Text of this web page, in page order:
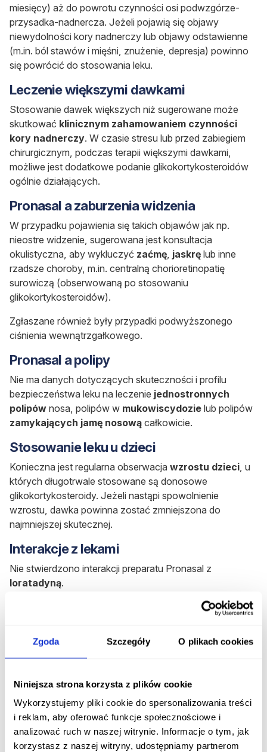
Zgoda Szczegóły O plikach cookies
Niniejsza strona korzysta z plików cookie
Wykorzystujemy pliki cookie do spersonalizowania treści
i reklam, aby oferować funkcje społecznościowe i
analizować ruch w naszej witrynie. Informacje o tym, jak
korzystasz z naszej witryny, udostępniamy partnerom
miesięcy) aż do powrotu czynności osi podwzgórze-
przysadka-nadnercza. Jeżeli pojawią się objawy
niewydolności kory nadnerczy lub objawy odstawienne
(m.in. ból stawów i mięśni, znużenie, depresja) powinno
się powrócić do stosowania leku.
Leczenie większymi dawkami
Stosowanie dawek większych niż sugerowane może
skutkować klinicznym zahamowaniem czynności
kory nadnerczy. W czasie stresu lub przed zabiegiem
chirurgicznym, podczas terapii większymi dawkami,
możliwe jest dodatkowe podanie glikokortykosteroidów
ogólnie działających.
Pronasal a zaburzenia widzenia
W przypadku pojawienia się takich objawów jak np.
nieostre widzenie, sugerowana jest konsultacja
okulistyczna, aby wykluczyć zaćmę jaskrę lub inne
rzadsze choroby, m.in. centralną chorioretinopatię
surowiczą (obserwowaną po stosowaniu
glikokortykosteroidów).
Zgłaszane również były przypadki podwyższonego
ciśnienia wewnątrzgałkowego.
Pronasal a polipy
Nie ma danych dotyczących skuteczności i profilu
bezpieczeństwa leku na leczenie jednostronnych
polipów nosa, polipów w mukowiscydozie lub polipów
zamykających jamę nosową całkowicie.
Stosowanie leku u dzieci
Konieczna jest regularna obserwacja wzrostu dzieci , u
których długotrwale stosowane są donosowe
glikokortykosteroidy. Jeżeli nastąpi spowolnienie
wzrostu, dawka powinna zostać zmniejszona do
najmniejszej skutecznej.
Interakcje z lekami
Nie stwierdzono interakcji preparatu Pronasal z
loratadyną.
Jednoczesne stosowanie leku z inhibitorami CYP3A
ubocznych - należy stosować tylko jeśli korzyść
jednoczasowej terapii przewyższa ryzyko działań
Rozpocznij konsultację z Pronasal
Otrzymaj konsultację lekarską na ten lek bez
wychodzenia z domu.